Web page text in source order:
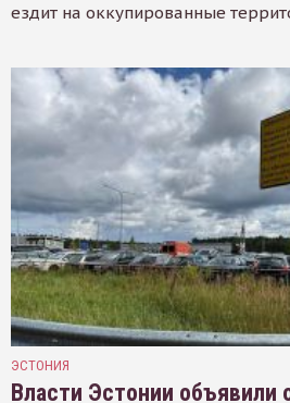
ездит на оккупированные
ЭСТОНИЯ
Власти Эстонии объявили